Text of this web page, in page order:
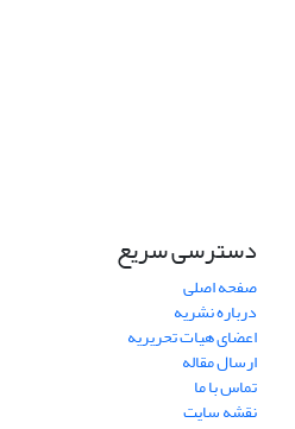
دسترسی سریع
صفحه اصلی
درباره نشریه
اعضای هیات تحریریه
ارسال مقاله
تماس با ما
نقشه سایت